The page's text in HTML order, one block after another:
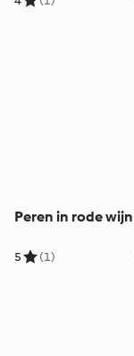
Peren in rode wijn
5 (1)